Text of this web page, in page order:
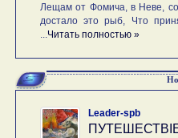
Лещам от Фомича, в Неве,
достало это рыб, Что
Читать полностью »
Leader-spb